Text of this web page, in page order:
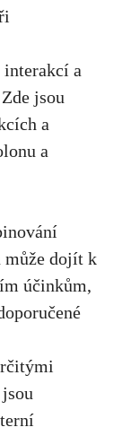
a
jsou
a
a
může dojít k
účinkům,